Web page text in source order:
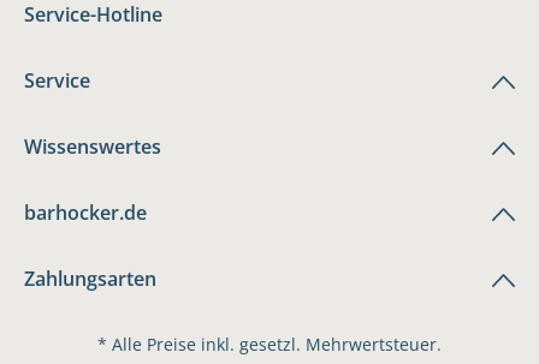
Service-Hotline
Service
Wissenswertes
barhocker.de
Zahlungsarten
* Alle Preise inkl. gesetzl. Mehrwertsteuer.